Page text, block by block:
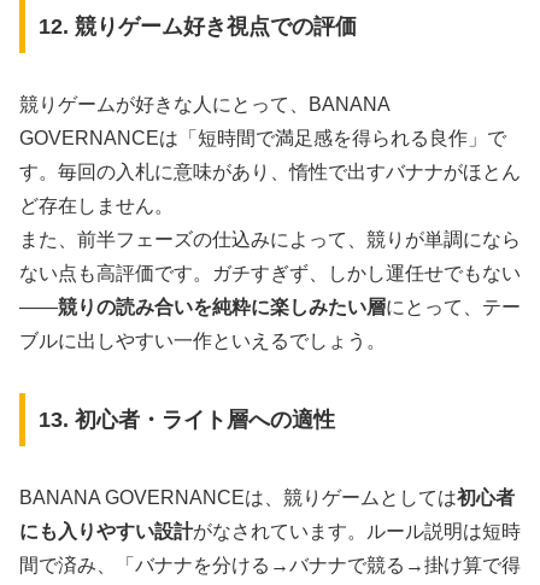
12. 競りゲーム好き視点での評価
競りゲームが好きな人にとって、BANANA
GOVERNANCEは「短時間で満足感を得られる良作」で
す。毎回の入札に意味があり、惰性で出すバナナがほとん
ど存在しません。
また、前半フェーズの仕込みによって、競りが単調になら
ない点も高評価です。ガチすぎず、しかし運任せでもない
――競りの読み合いを純粋に楽しみたい層にとって、テー
ブルに出しやすい一作といえるでしょう。
13. 初心者・ライト層への適性
BANANA GOVERNANCEは、競りゲームとしては初心者
にも入りやすい設計がなされています。ルール説明は短時
間で済み、「バナナを分ける→バナナで競る→掛け算で得